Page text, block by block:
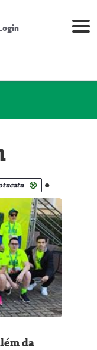
.
da